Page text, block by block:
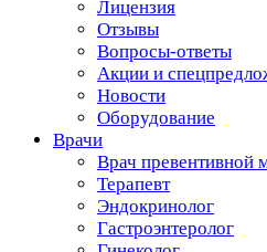
Лицензия
Отзывы
Вопросы-ответы
Акции и
Новости
Оборудование
Врачи
Врач превентивной
Терапевт
Эндокринолог
Гастроэнтеролог